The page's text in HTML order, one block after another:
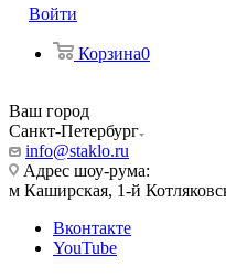
Войти
Корзина0
Ваш город
Санкт-Петербург
info@staklo.ru
Адрес шоу-рума:
м Каширская, 1-й
Вконтакте
YouTube